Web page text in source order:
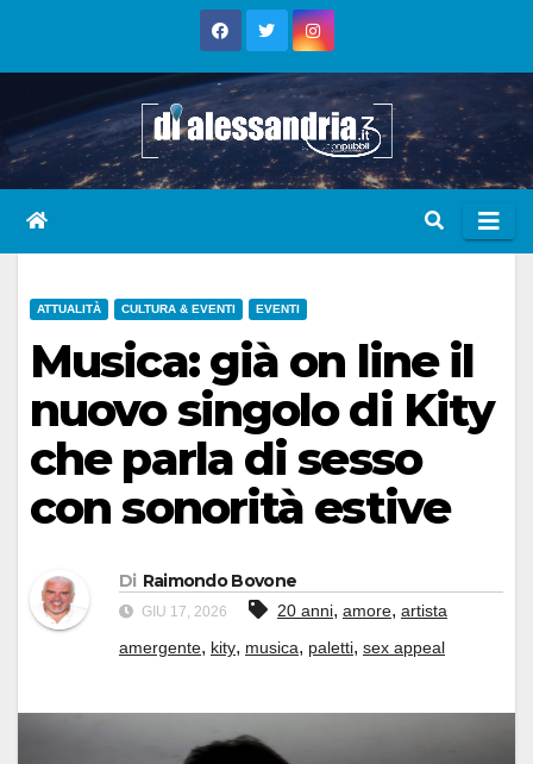
ATTUALITÀ CULTURA & EVENTI EVENTI
Musica: già on line il
nuovo singolo di Kity
che parla di sesso
con sonorità estive
Di Raimondo Bovone
GIU 17, 2026 20 anni, amore, artista
amergente, kity, musica, paletti, sex appeal